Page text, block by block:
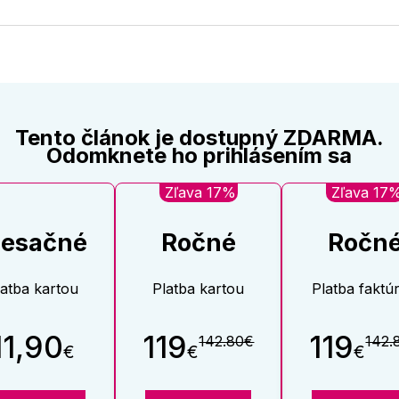
Twitter
Tento článok je dostupný ZDARMA.
Odomknete ho prihlásením sa
kartou
€
Zľava 17%
Ročné
Platba kartou
119€142.80€
Zľava
Platba
119€